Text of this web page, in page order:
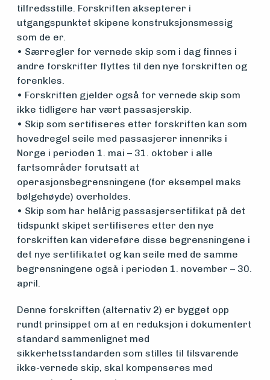
tilfredsstille. Forskriften aksepterer i
utgangspunktet skipene konstruksjonsmessig
som de er.
• Særregler for vernede skip som i dag finnes i
andre forskrifter flyttes til den nye forskriften og
forenkles.
• Forskriften gjelder også for vernede skip som
ikke tidligere har vært passasjerskip.
• Skip som sertifiseres etter forskriften kan som
hovedregel seile med passasjerer innenriks i
Norge i perioden 1. mai – 31. oktober i alle
fartsområder forutsatt at
operasjonsbegrensningene (for eksempel maks
bølgehøyde) overholdes.
• Skip som har helårig passasjersertifikat på det
tidspunkt skipet sertifiseres etter den nye
forskriften kan videreføre disse begrensningene i
det nye sertifikatet og kan seile med de samme
begrensningene også i perioden 1. november – 30.
april.
Denne forskriften (alternativ 2) er bygget opp
rundt prinsippet om at en reduksjon i dokumentert
standard sammenlignet med
sikkerhetsstandarden som stilles til tilsvarende
ikke-vernede skip, skal kompenseres med